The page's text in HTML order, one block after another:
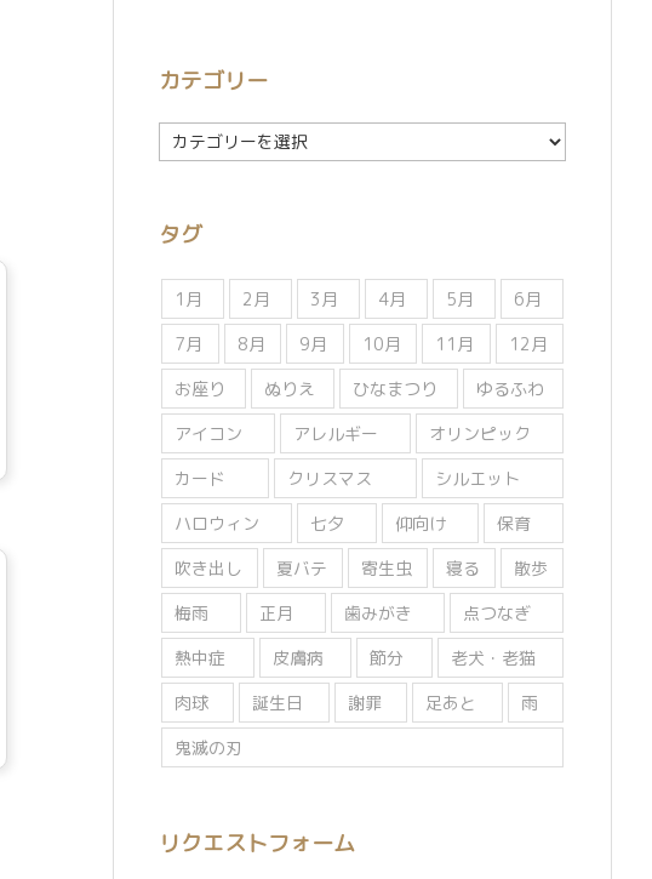
カテゴリー
カ
テ
ー
タグ
1月 2月 3月 4月 5月
6月
7月
8月 9月 10月 11月
12月
お座り
ぬりえ ひなまつり
ゆるふわ
アイコン
アレルギー
オリンピック
カード
クリスマス
シルエット
ハロウィン
七夕 仰向け
保育
吹き出し
夏バテ 寄生虫 寝る
散歩
梅雨
正月 歯みがき
点つなぎ
熱中症
皮膚病 節分
老犬・老猫
肉球
誕生日 謝罪 足あと
雨
鬼滅の刃
リクエストフォーム